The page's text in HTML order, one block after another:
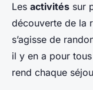
Les activités sur
découverte de la
s’agisse de
il y en a pour
rend chaque